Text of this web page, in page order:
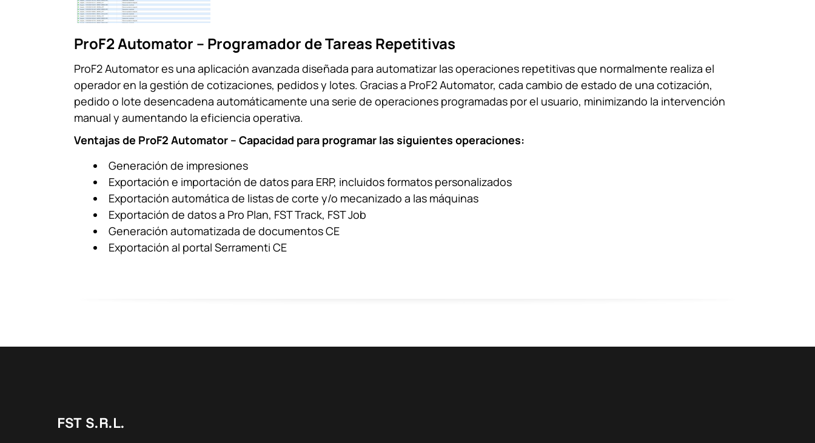
ProF2 Automator – Programador de Tareas Repetitivas
ProF2 Automator es una aplicación avanzada diseñada para automatizar las operaciones repetitivas que normalmente realiza el
operador en la gestión de cotizaciones, pedidos y lotes. Gracias a ProF2 Automator, cada cambio de estado de una cotización,
pedido o lote desencadena automáticamente una serie de operaciones programadas por el usuario, minimizando la intervención
manual y aumentando la eficiencia operativa.
Ventajas de ProF2 Automator – Capacidad para programar las siguientes operaciones:
Generación de impresiones
Exportación e importación de datos para ERP, incluidos formatos personalizados
Exportación automática de listas de corte y/o mecanizado a las máquinas
Exportación de datos a Pro Plan, FST Track, FST Job
Generación automatizada de documentos CE
Exportación al portal Serramenti CE
FST S.R.L.